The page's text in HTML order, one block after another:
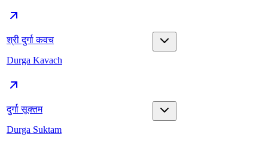
श्री दुर्गा कवच
Durga Kavach
दुर्गा सूक्तम
Durga Suktam